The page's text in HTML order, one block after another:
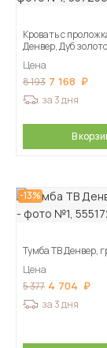
Кровать с
Денвер, Дуб
Цена
8 193 7 168
за 3 дня
В
-13%
Тумба ТВ Денвер,
Цена
5 377 4 704
за 3 дня